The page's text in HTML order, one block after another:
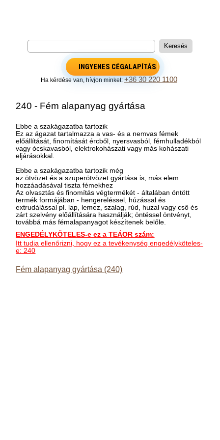
INGYENES CÉGALAPÍTÁS
Ha kérdése van, hívjon minket:+36 30 220 1100
240 - Fém alapanyag gyártása
Ebbe a szakágazatba tartozik
Ez az ágazat tartalmazza a vas- és a nemvas fémek
előállítását, finomítását ércből, nyersvasból, fémhulladékból
vagy ócskavasból, elektrokohászati vagy más kohászati
eljárásokkal.
Ebbe a szakágazatba tartozik még
az ötvözet és a szuperötvözet gyártása is, más elem
hozzáadásával tiszta fémekhez
Az olvasztás és finomítás végtermékét - általában öntött
termék formájában - hengereléssel, húzással és
extrudálással pl. lap, lemez, szalag, rúd, huzal vagy cső és
zárt szelvény előállítására használják; öntéssel öntvényt,
továbbá más fémalapanyagot készítenek belőle.
ENGEDÉLYKÖTELES-e ez a TEÁOR szám:
Itt tudja ellenőrizni, hogy ez a tevékenység engedélyköteles-
e: 240
Fém alapanyag gyártása (240)